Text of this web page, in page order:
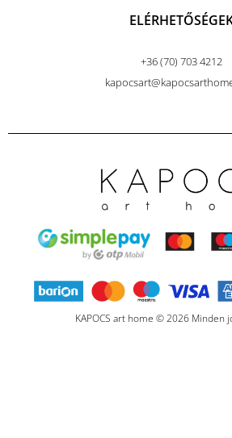
+36 (70) 703 4212
KAPOCS art home © 2026 Minden